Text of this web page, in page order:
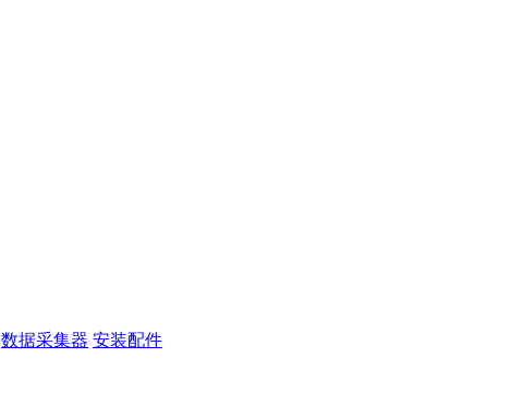
数据采集器 安装配件